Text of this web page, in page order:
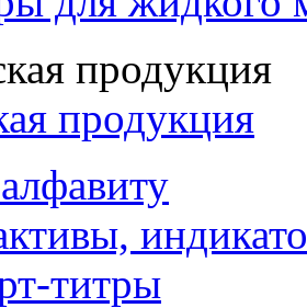
продукция
титры